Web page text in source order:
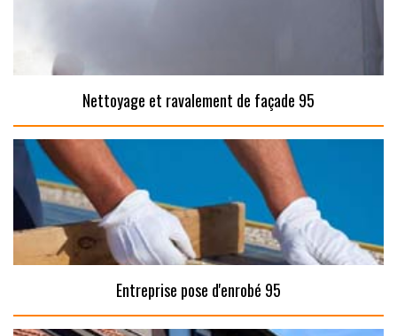
Nettoyage et ravalement de façade 95
Entreprise pose d'enrobé 95